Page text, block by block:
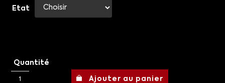
Etat
Quantité
Ajouter au panier